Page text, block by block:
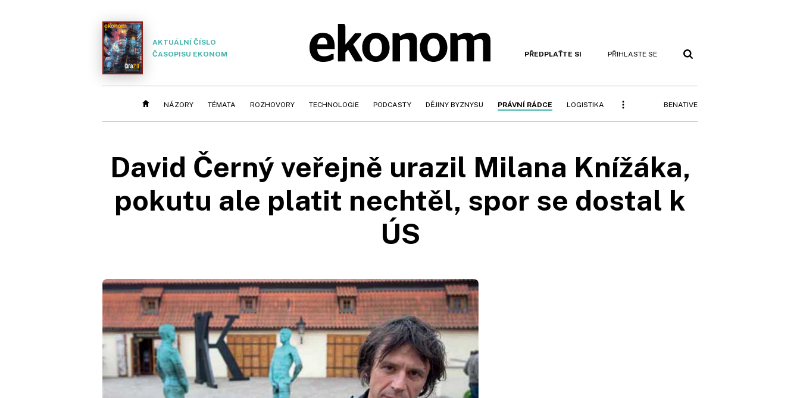
AKTUÁLNÍ ČÍSLO
ČASOPISU EKONOM
PŘEDPLAŤTE SI PŘIHLASTE SE
NÁZORY TÉMATA ROZHOVORY TECHNOLOGIE PODCASTY DĚJINY BYZNYSU PRÁVNÍ RÁDCE LOGISTIKA BENATIVE
David Černý veřejně urazil Milana Knížáka,
pokutu ale platit nechtěl, spor se dostal k
ÚS